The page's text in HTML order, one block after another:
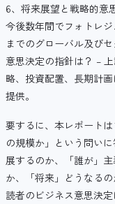
6、将来展望と戦略的意
今後数年間でフォトレ
までのグローバル及び
意思決定の指針は？ –
略、投資配置、長期計
提供。
要するに、本レポート
の規模か」という問い
展するのか、「誰が」
か、「将来」どうなる
読者のビジネス意思決